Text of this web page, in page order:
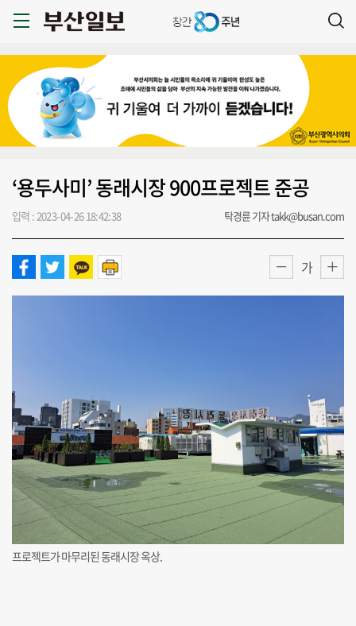
‘용두사미’ 동래시장 900프로젝트 준공
입력 : 2023-04-26 18:42:38 탁경륜 기자 takk@busan.com
가
프로젝트가 마무리된 동래시장 옥상.